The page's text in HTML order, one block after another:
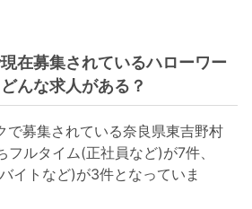
在募集されているハローワー
んな求人がある？
募集されている奈良県東吉野村
フルタイム(正社員など)が7件、
イトなど)が3件となっていま